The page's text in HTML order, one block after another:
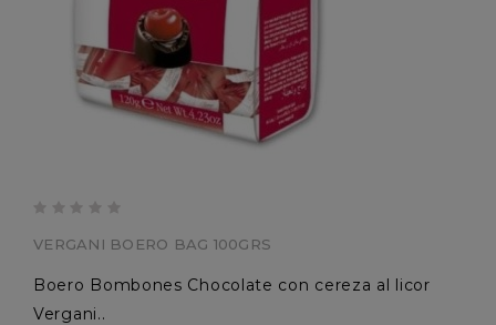
VERGANI BOERO BAG 100GRS
Boero Bombones Chocolate con cereza al licor
Vergani..